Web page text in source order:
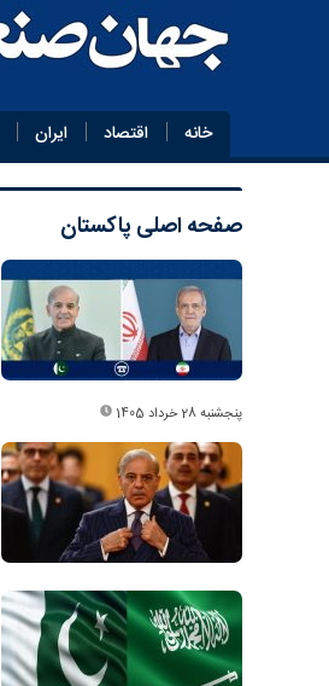
خانه اقتصاد ایران
صفحه اصلی پاکستان
پنجشنبه 28 خرداد 1405